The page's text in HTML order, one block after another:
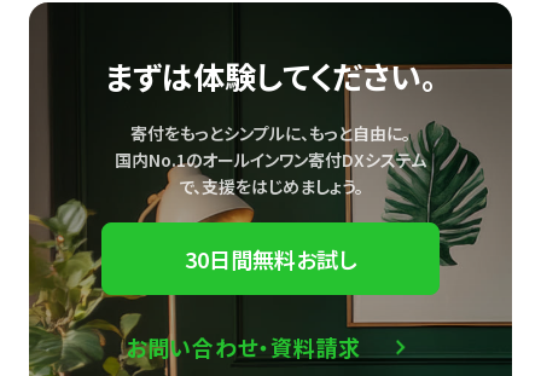
まずは体験してください。
寄付をもっとシンプルに、もっと自由に。
国内No.1のオールインワン寄付DXシステム
で、支援をはじめましょう。
30日間無料お試し
お問い合わせ・資料請求